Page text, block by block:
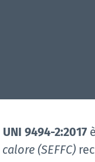
9494-2:2017
(SEFFC)